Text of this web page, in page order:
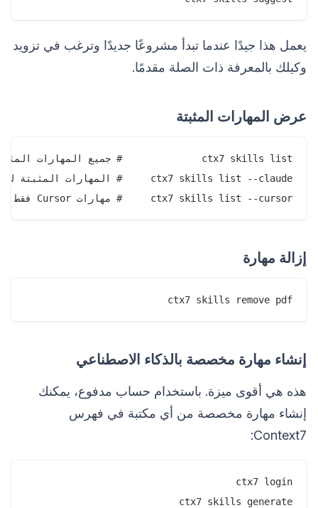
يعمل هذا جيدًا عندما تبدأ مشروعًا جديدًا وترغب في تزويد
وكيلك بالمعرفة ذات الصلة مقدمًا.
عرض المهارات المثبتة
ctx7 skills list --cursor     # مهارات Cursor فقط
إزالة مهارة
ctx7 skills remove pdf
إنشاء مهارة مخصصة بالذكاء الاصطناعي
هذه هي أقوى ميزة. باستخدام حساب مدفوع، يمكنك
إنشاء مهارة مخصصة من أي مكتبة في فهرس
Context7:
ctx7 skills generate